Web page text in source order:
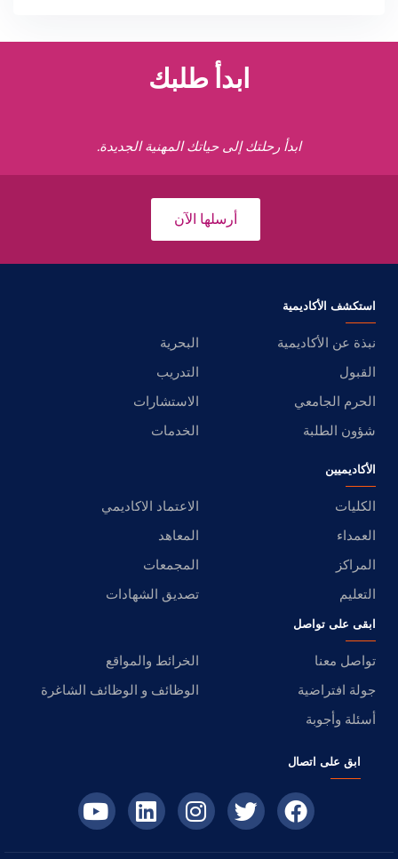
ابدأ طلبك
ابدأ رحلتك إلى حياتك المهنية الجديدة.
أرسلها الآن
استكشف الأكاديمية
نبذة عن الأكاديمية
البحرية
القبول
التدريب
الحرم الجامعي
الاستشارات
شؤون الطلبة
الخدمات
الأكاديميين
الكليات
الاعتماد الاكاديمي
العمداء
المعاهد
المراكز
المجمعات
التعليم
تصديق الشهادات
ابقى على تواصل
تواصل معنا
الخرائط والمواقع
جولة افتراضية
الوظائف و الوظائف الشاغرة
أسئلة وأجوبة
ابق على اتصال